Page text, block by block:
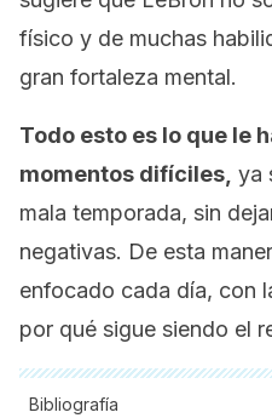
físico y de muchas
gran fortaleza mental.
Todo esto es lo que le
momentos difíciles, ya
mala temporada, sin
negativas. De esta
enfocado cada día, con
por qué sigue siendo el
Bibliografía